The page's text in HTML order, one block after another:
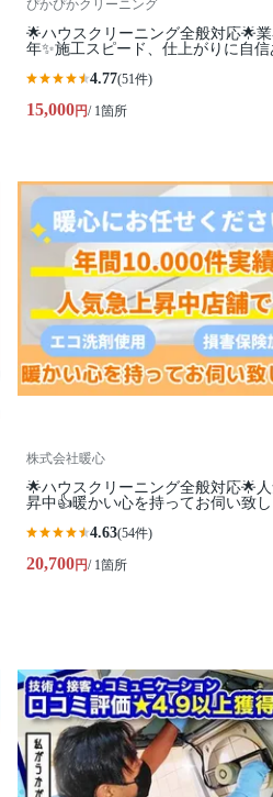
ぴかぴかクリーニング
🌟ハウスクリーニング全般対応🌟
年✨施工スピード、仕上がりに自信
4.77(51件)
15,000円/ 1箇所
株式会社暖心
🌟ハウスクリーニング全般対応🌟
昇中👍暖かい心を持ってお伺い致し
4.63(54件)
20,700円/ 1箇所